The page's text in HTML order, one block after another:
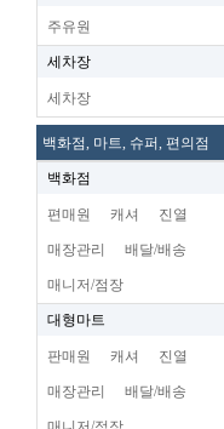
주유원
세차장
세차장
백화점, 마트, 슈퍼, 편의점
백화점
편매원 캐셔 진열
매장관리 배달/배송
매니저/점장
대형마트
판매원 캐셔 진열
매장관리 배달/배송